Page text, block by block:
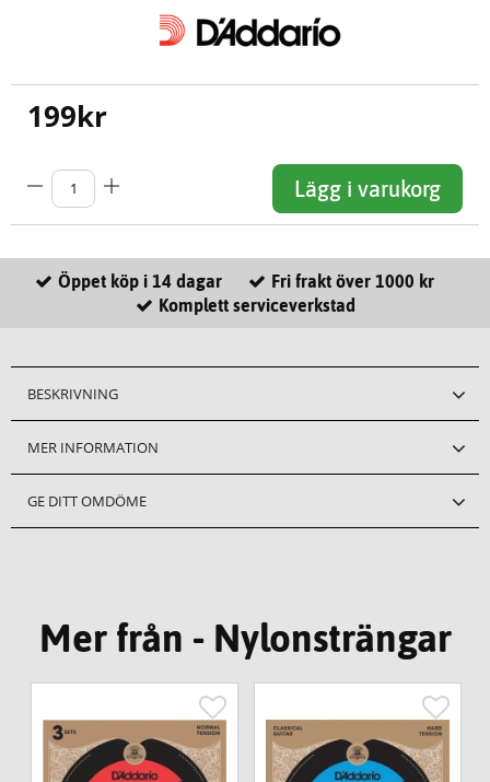
199kr
Lägg i varukorg
Öppet köp i 14 dagar
Fri frakt över 1000 kr
Komplett serviceverkstad
BESKRIVNING
MER INFORMATION
GE DITT OMDÖME
Mer från - Nylonsträngar